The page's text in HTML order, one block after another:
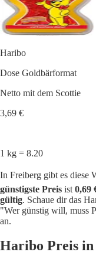
Haribo
Dose Goldbärformat
Netto mit dem Scottie
3,69 €
1 kg = 8.20
In Freiberg gibt es diese
günstigste Preis ist 0,69
gültig. Schaue dir das
"Wer günstig will, muss
an.
Haribo Preis